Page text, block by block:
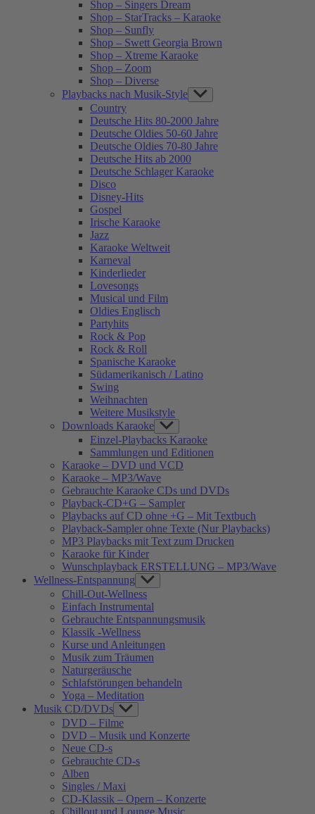
Shop – Singers Dream
Shop – StarTracks – Karaoke
Shop – Sunfly
Shop – Swett Georgia Brown
Shop – Xtreme Karaoke
Shop – Zoom
Shop – Diverse
Playbacks nach Musik-Style Show
sub
menu
Country
Deutsche Hits 80-2000 Jahre
Deutsche Oldies 50-60 Jahre
Deutsche Oldies 70-80 Jahre
Deutsche Hits ab 2000
Deutsche Schlager Karaoke
Disco
Disney-Hits
Gospel
Irische Karaoke
Jazz
Karaoke Weltweit
Karneval
Kinderlieder
Lovesongs
Musical und Film
Oldies Englisch
Partyhits
Rock & Pop
Rock & Roll
Spanische Karaoke
Südamerikanisch / Latino
Swing
Weihnachten
Weitere Musikstyle
Downloads Karaoke Show
sub
menu
Einzel-Playbacks Karaoke
Sammlungen und Editionen
Karaoke – DVD und VCD
Karaoke – MP3/Wave
Gebrauchte Karaoke CDs und DVDs
Playback-CD+G – Sampler
Playbacks auf CD ohne +G – Mit Textbuch
Playback-Sampler ohne Texte (Nur Playbacks)
MP3 Playbacks mit Text zum Drucken
Karaoke für Kinder
Wunschplayback ERSTELLUNG – MP3/Wave
Wellness-Entspannung Show
sub
menu
Chill-Out-Wellness
Einfach Instrumental
Gebrauchte Entspannungsmusik
Klassik -Wellness
Kurse und Anleitungen
Musik zum Träumen
Naturgeräusche
Schlafstörungen behandeln
Yoga – Meditation
Musik CD/DVDs Show
sub
menu
DVD – Filme
DVD – Musik und Konzerte
Neue CD-s
Gebrauchte CD-s
Alben
Singles / Maxi
CD-Klassik – Opern – Konzerte
Chillout und Lounge Music